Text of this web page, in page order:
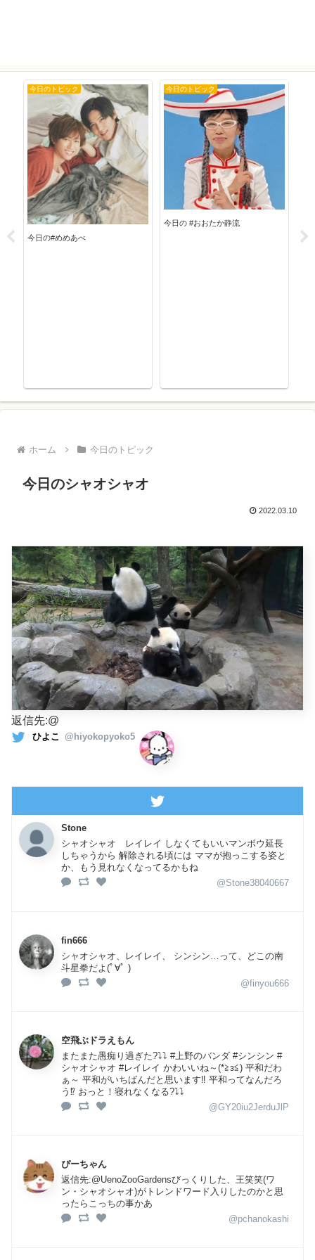
今日のトピック
今日の#めめあべ
今日のトピック
今日の #おおたか静流
ホーム 今日のトピック
今日のシャオシャオ
2022.03.10
返信先:@
ひよこ @hiyokopyoko5
Stone
シャオシャオ レイレイ しなくてもいいマンボウ延長
しちゃうから 解除される頃には ママが抱っこする姿と
か、もう見れなくなってるかもね
@Stone38040667
fin666
シャオシャオ、レイレイ、 シンシン…って、どこの南
斗星拳だよ(ﾟ∀ﾟ )
@finyou666
空飛ぶドラえもん
またまた愚痴り過ぎた?⤵️⤵️ #上野のバンダ #シンシン #
シャオシャオ #レイレイ かわいいね～(*≧з≦) 平和だわ
ぁ～ 平和がいちばんだと思います‼️ 平和ってなんだろ
う⁉️ おっと！寝れなくなる?⤵️⤵️
@GY20iu2JerduJlP
ぴーちゃん
返信先:@UenoZooGardensびっくりした、王笑笑(ワ
ン・シャオシャオ)がトレンドワード入りしたのかと思
ったらこっちの事かあ
@pchanokashi